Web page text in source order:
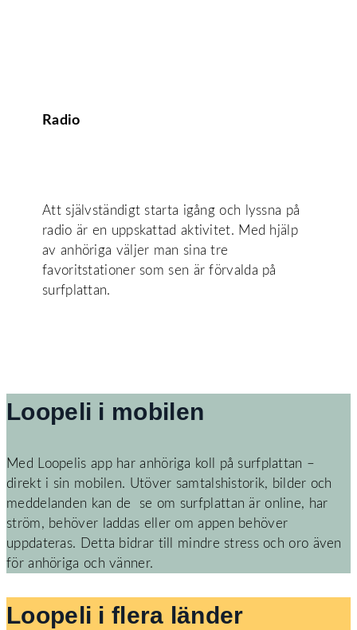
Radio
Att självständigt starta igång och lyssna på
radio är en uppskattad aktivitet. Med hjälp
av anhöriga väljer man sina tre
favoritstationer som sen är förvalda på
surfplattan.
Loopeli i mobilen
Med Loopelis app har anhöriga koll på surfplattan –
direkt i sin mobilen. Utöver samtalshistorik, bilder och
meddelanden kan de se om surfplattan är online, har
ström, behöver laddas eller om appen behöver
uppdateras. Detta bidrar till mindre stress och oro även
för anhöriga och vänner.
Loopeli i flera länder